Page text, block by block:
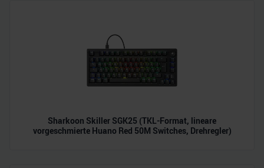
Sharkoon Skiller SGK25 (TKL-Format, lineare
vorgeschmierte Huano Red 50M Switches, Drehregler)